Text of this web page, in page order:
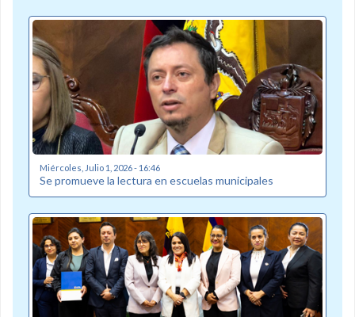
Miércoles, Julio 1, 2026 - 16:46
Se promueve la lectura en escuelas municipales